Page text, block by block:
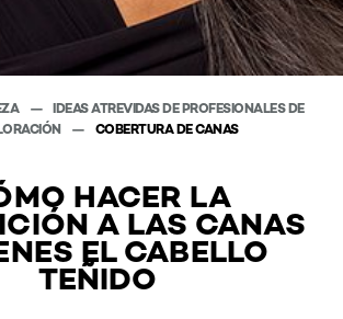
IDEAS ATREVIDAS DE PROFESIONALES DE
COBERTURA DE CANAS
HACER LA
A LAS CANAS
EL CABELLO
TEÑIDO